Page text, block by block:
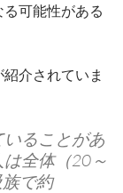
可能性がある
介されていま
いることがあ
全体（20～
で約